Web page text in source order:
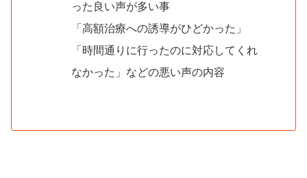
った良い声が多い事
「高額治療への誘導がひどかった」
「時間通りに行ったのに対応してくれ
なかった」などの悪い声の内容